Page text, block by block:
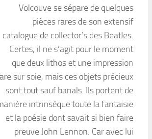
Volcouve se sépare de quelques
pièces rares de son extensif
catalogue de collector’s des Beatles.
Certes, il ne s’agit pour le moment
que deux lithos et une impression
sur soie, mais ces objets précieux
sont tout sauf banals. Ils portent de
intrinsèque toute la fantaisie
et la poésie dont savait si bien faire
preuve John Lennon. Car avec lui